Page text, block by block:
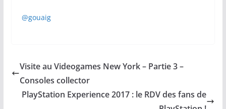
@gouaig
Visite au Videogames New York – Partie 3 –
Consoles collector
PlayStation Experience 2017 : le RDV des fans de